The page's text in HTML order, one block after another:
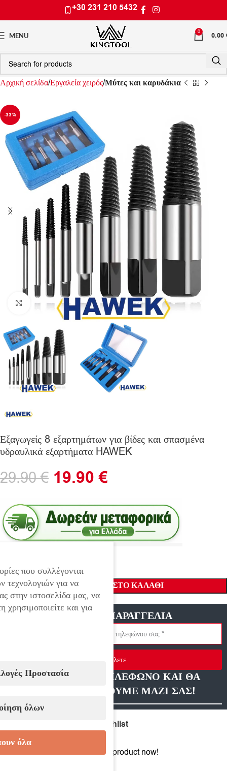
+30 231 210 5432
MENU 0 0.00
Αρχική σελίδαΕργαλεία χειρόςΜύτες και καρυδάκια
-33%
Click to enlarge
Εξαγωγείς 8 εξαρτημάτων για βίδες και σπασμένα
υδραυλικά εξαρτήματα HAWEK
29.90€ 19.90€
ΠΡΟΣΘΉΚΗ ΣΤΟ ΚΑΛΆΘΙ
ΓΡΗΓΟΡΗ ΠΑΡΑΓΓΕΛΙΑ
Στείλετε
ΑΦΗΣΤΕ ΜΑΣ ΤΗΛΕΦΩΝΟ ΚΑΙ ΘΑ
ΕΠΙΚΟΙΝΩΝΗΣΟΥΜΕ ΜΑΖΙ ΣΑΣ!
Add to wishlist
20 People watching this product now!
που συλλέγονται
για να
στην ιστοσελίδα μας, να
και για
Προστασία
όλων
όλα